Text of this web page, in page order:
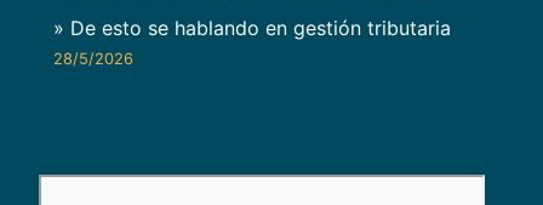
» De esto se hablando en gestión tributaria
28/5/2026